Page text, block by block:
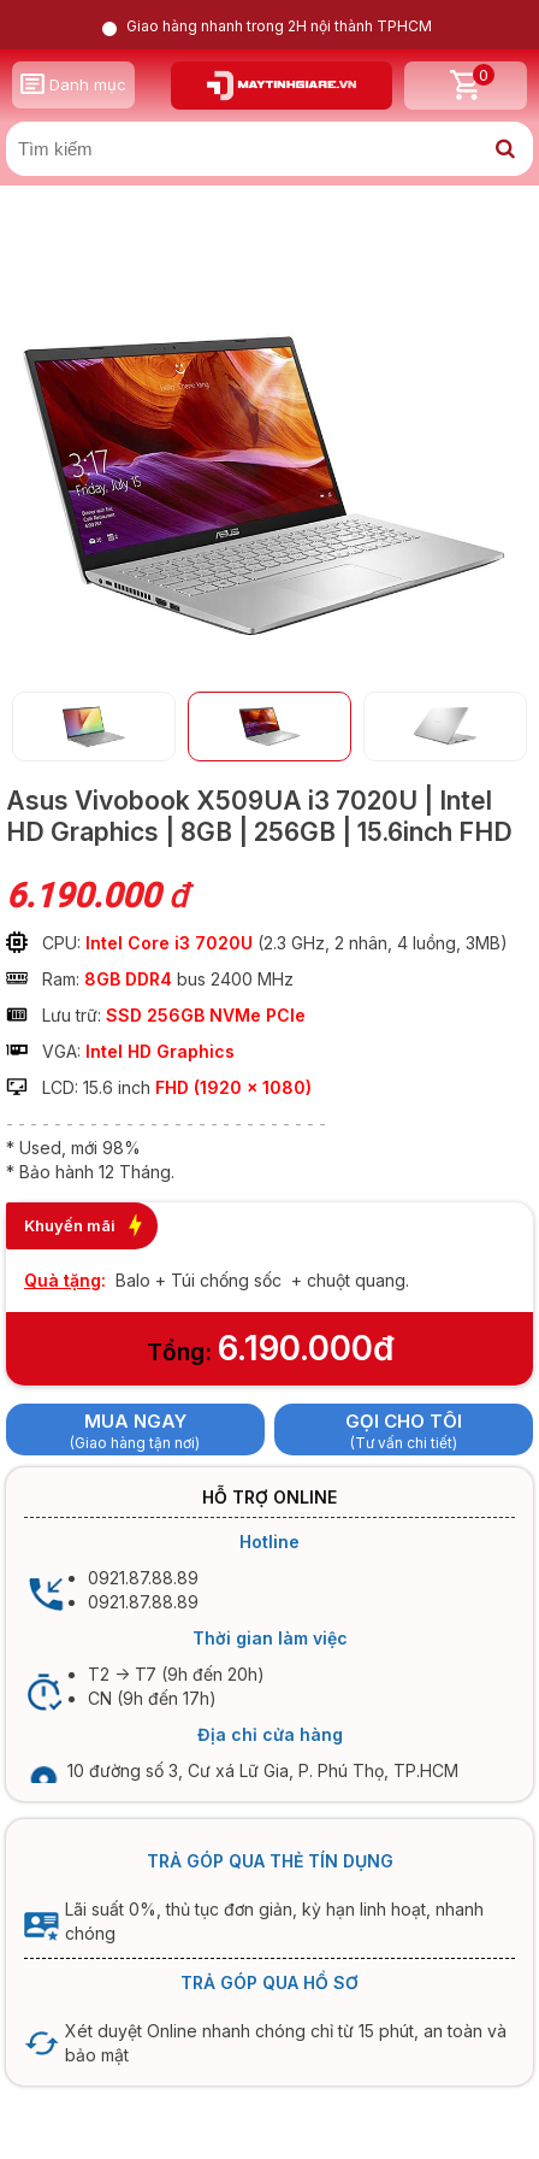
Giao hàng nhanh trong 2H nội thành TPHCM
Danh mục 0
Asus Vivobook X509UA i3 7020U | Intel
HD Graphics | 8GB | 256GB | 15.6inch FHD
6.190.000đ
CPU: Intel Core i3 7020U (2.3 GHz, 2 nhân, 4 luồng, 3MB)
Ram: 8GB DDR4 bus 2400 MHz
Lưu trữ: SSD 256GB NVMe PCIe
VGA: Intel HD Graphics
LCD: 15.6 inch FHD (1920 x 1080)
- - - - - - - - - - - - - - - - - - - - - - - - - - -
* Used, mới 98%
* Bảo hành 12 Tháng.
Khuyến mãi
Quà tặng: Balo + Túi chống sốc + chuột quang.
Tổng: 6.190.000đ
MUA NGAY
(Giao hàng tận nơi)
GỌI CHO TÔI
(Tư vấn chi tiết)
GỌI LẠI CHO TÔI X
Asus Vivobook X509UA i3 7020U | Intel HD Graphics |
8GB | 256GB | 15.6inch FHD
Nam Nữ
HỖ TRỢ ONLINE
Hotline
0921.87.88.89
0921.87.88.89
Thời gian làm việc
T2 -> T7 (9h đến 20h)
CN (9h đến 17h)
Địa chỉ cửa hàng
10 đường số 3, Cư xá Lữ Gia, P. Phú Thọ, TP.HCM
TRẢ GÓP QUA THẺ TÍN DỤNG
Lãi suất 0%, thủ tục đơn giản, kỳ hạn linh hoạt, nhanh
chóng
TRẢ GÓP QUA HỒ SƠ
Xét duyệt Online nhanh chóng chỉ từ 15 phút, an toàn và
bảo mật